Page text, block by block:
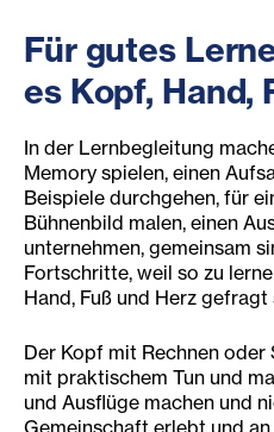
Für gutes
es Kopf, Hand,
In der Lernbegleitung
Memory spielen, einen
Beispiele durchgehen, für
Bühnenbild malen, einen
unternehmen, gemeinsam
Fortschritte, weil so zu
Hand, Fuß und Herz gefragt
Der Kopf mit Rechnen oder
mit praktischem Tun und
und Ausflüge machen und